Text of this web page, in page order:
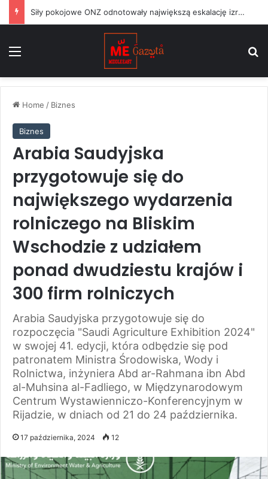
Siły pokojowe ONZ odnotowały największą eskalację izraelskich działań w Libanie od czasu zawieszenia broni w czerwcu
Home / Biznes
Biznes
Arabia Saudyjska
przygotowuje się do
największego wydarzenia
rolniczego na Bliskim
Wschodzie z udziałem
ponad dwudziestu krajów i
300 firm rolniczych
Arabia Saudyjska przygotowuje się do
rozpoczęcia "Saudi Agriculture Exhibition 2024"
w swojej 41. edycji, która odbędzie się pod
patronatem Ministra Środowiska, Wody i
Rolnictwa, inżyniera Abd ar-Rahmana ibn Abd
al-Muhsina al-Fadliego, w Międzynarodowym
Centrum Wystawienniczo-Konferencyjnym w
Rijadzie, w dniach od 21 do 24 października.
17 października, 2024 12